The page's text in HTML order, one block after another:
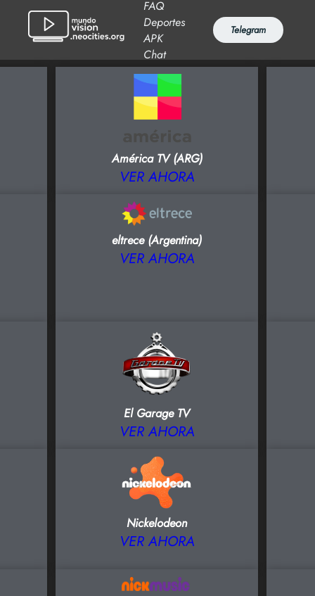
FAQ
Deportes
APK
Chat
Telegram
América TV (ARG)
VER AHORA
eltrece (Argentina)
VER AHORA
El Garage TV
VER AHORA
Nickelodeon
VER AHORA